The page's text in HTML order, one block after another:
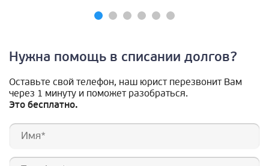
Нужна помощь в списании долгов?
Оставьте свой телефон, наш юрист перезвонит Вам
через 1 минуту и поможет разобраться.
Это бесплатно.